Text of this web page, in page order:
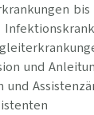
bis
und
und